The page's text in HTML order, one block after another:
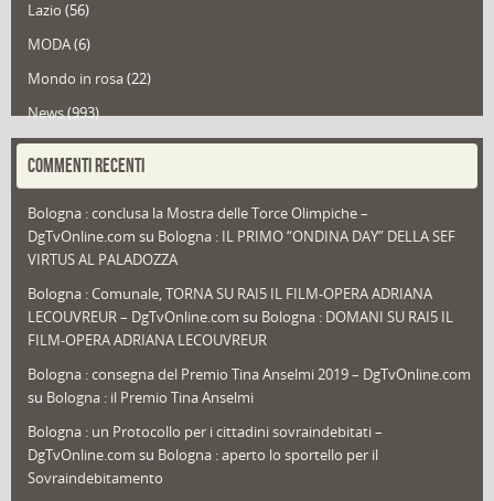
Lazio (56)
MODA(6)
Mondo in rosa(22)
News(993)
Portfolio(1)
Redazioni(1.050)
Speciali (22)
Sport
That's Bologna Magazine(25)
Video (archivio) (263)
COMMENTI RECENTI
Bologna : conclusa la Mostra delle Torce Olimpiche –
DgTvOnline.com su Bologna : IL PRIMO “ONDINA DAY” DELLA SEF
VIRTUS AL PALADOZZA
Bologna : Comunale, TORNA SU RAI5 IL FILM-OPERA ADRIANA
LECOUVREUR – DgTvOnline.com su Bologna : DOMANI SU RAI5 IL
FILM-OPERA ADRIANA LECOUVREUR
Bologna : consegna del Premio Tina Anselmi 2019 – DgTvOnline.com
su Bologna : il Premio Tina Anselmi
Bologna : un Protocollo per i cittadini sovraindebitati –
DgTvOnline.com su Bologna : aperto lo sportello per il
Sovraindebitamento